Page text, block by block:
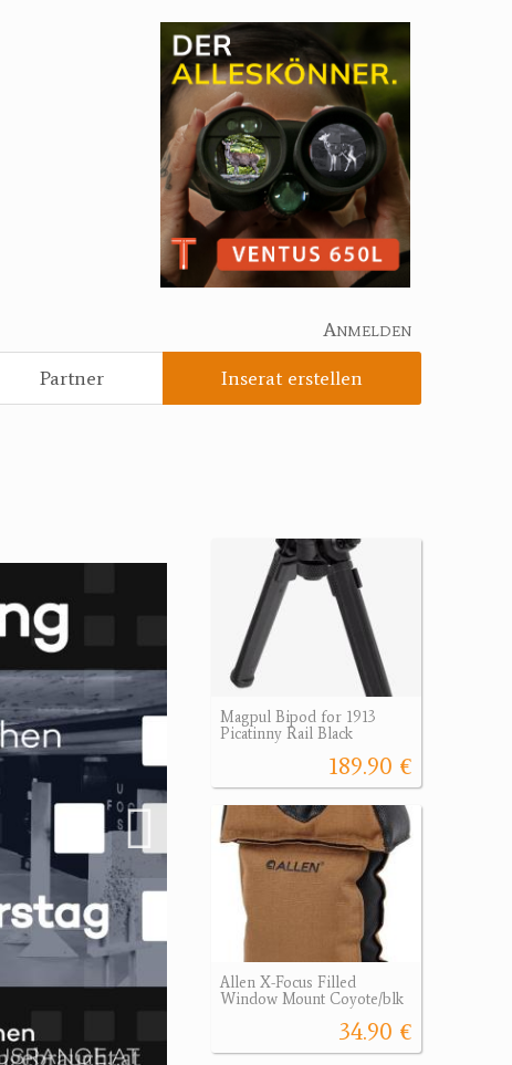
Anmelden
Partner Inserat erstellen
Magpul Bipod for 1913
Picatinny Rail Black
189.90 €
Allen X-Focus Filled
Window Mount Coyote/blk
34.90 €